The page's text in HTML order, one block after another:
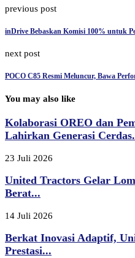
previous post
inDrive Bebaskan Komisi 100% untuk
next post
POCO C85 Resmi Meluncur, Bawa
You may also like
Kolaborasi OREO dan
Lahirkan Generasi
23 Juli 2026
United Tractors Gelar
Berat...
14 Juli 2026
Berkat Inovasi Adaptif,
Prestasi...